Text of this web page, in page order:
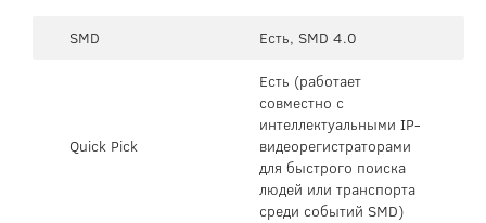
SMD Есть, SMD 4.0
Quick Pick
Есть (работает
совместно с
интеллектуальными IP-
видеорегистраторами
для быстрого поиска
людей или транспорта
среди событий SMD)